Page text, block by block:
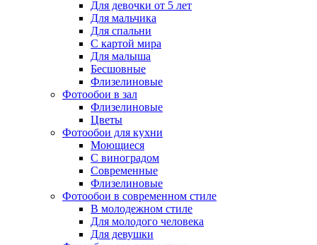
Для девочки от 5 лет
Для мальчика
Для спальни
С картой мира
Для малыша
Бесшовные
Флизелиновые
Фотообои в зал
Флизелиновые
Цветы
Фотообои для кухни
Моющиеся
С виноградом
Современные
Флизелиновые
Фотообои в современном стиле
В молодежном стиле
Для молодого человека
Для девушки